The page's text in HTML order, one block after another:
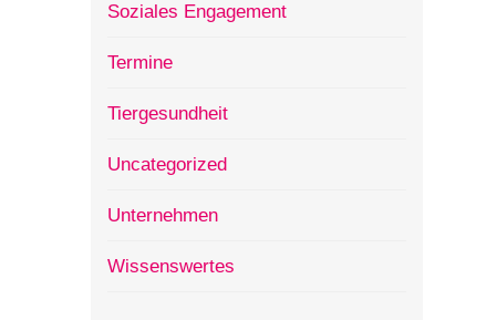
Soziales Engagement
Termine
Tiergesundheit
Uncategorized
Unternehmen
Wissenswertes